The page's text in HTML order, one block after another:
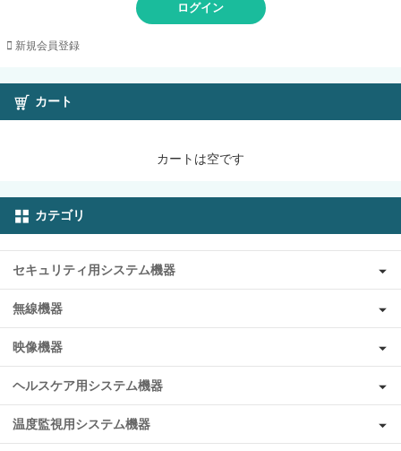
ログイン
新規会員登録
カート
カートは空です
カテゴリ
セキュリティ用システム機器
無線機器
映像機器
ヘルスケア用システム機器
温度監視用システム機器